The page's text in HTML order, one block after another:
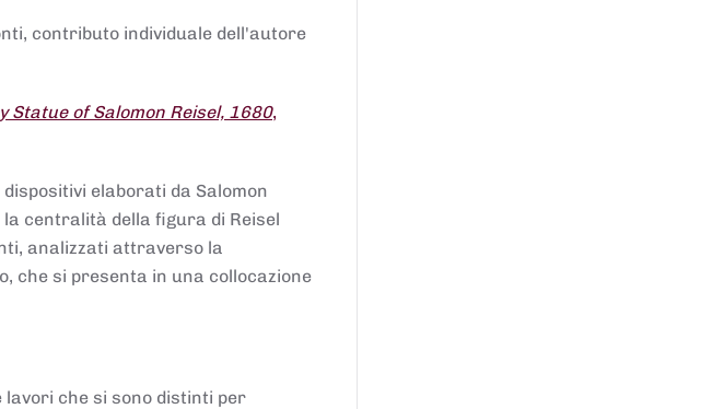
contributo individuale dell'autore
of Salomon Reisel, 1680,
elaborati da Salomon
centralità della figura di Reisel
analizzati attraverso la
che si presenta in una collocazione
lavori che si sono distinti per